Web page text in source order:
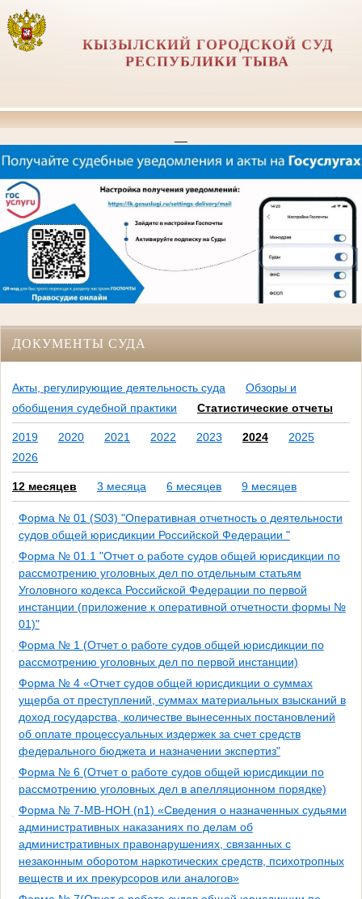
КЫЗЫЛСКИЙ ГОРОДСКОЙ СУД
РЕСПУБЛИКИ ТЫВА
ДОКУМЕНТЫ СУДА
Акты, регулирующие деятельность суда
Обзоры и
обобщения судебной практики
Статистические отчеты
2019 2020 2021 2022 2023 2024
2025
2026
12 месяцев 3 месяца 6 месяцев 9 месяцев
Форма № 01 (S03) "Оперативная отчетность о деятельности
судов общей юрисдикции Российской Федерации "
Форма № 01.1 "Отчет о работе судов общей юрисдикции по
рассмотрению уголовных дел по отдельным статьям
Уголовного кодекса Российской Федерации по первой
инстанции (приложение к оперативной отчетности формы №
01)"
Форма № 1 (Отчет о работе судов общей юрисдикции по
рассмотрению уголовных дел по первой инстанции)
Форма № 4 «Отчет судов общей юрисдикции о суммах
ущерба от преступлений, суммах материальных взысканий в
доход государства, количестве вынесенных постановлений
об оплате процессуальных издержек за счет средств
федерального бюджета и назначении экспертиз"
Форма № 6 (Отчет о работе судов общей юрисдикции по
рассмотрению уголовных дел в апелляционном порядке)
Форма № 7-МВ-НОН (n1) «Сведения о назначенных судьями
административных наказаниях по делам об
административных правонарушениях, связанных с
незаконным оборотом наркотических средств, психотропных
веществ и их прекурсоров или аналогов»